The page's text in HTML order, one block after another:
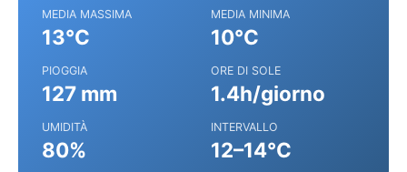
MEDIA MASSIMA
13°C
MEDIA MINIMA
10°C
PIOGGIA
127 mm
ORE DI SOLE
1.4h/giorno
UMIDITÀ
80%
INTERVALLO
12–14°C